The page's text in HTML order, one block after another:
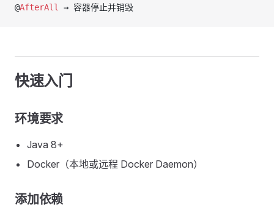
@AfterAll → 容器停止并销毁
快速入门
环境要求
Java 8+
Docker（本地或远程 Docker Daemon）
添加依赖